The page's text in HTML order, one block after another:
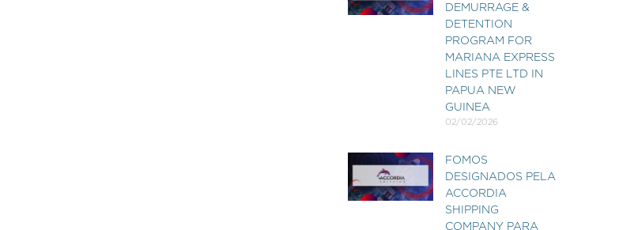
DEMURRAGE &
DETENTION
PROGRAM FOR
MARIANA EXPRESS
LINES PTE LTD IN
PAPUA NEW
GUINEA
02/02/2026
FOMOS
DESIGNADOS PELA
ACCORDIA
SHIPPING
COMPANY PARA